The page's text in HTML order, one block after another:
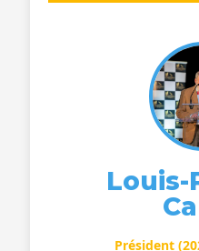
Louis-
Président